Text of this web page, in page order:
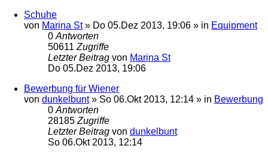
Schuhe
von Marina St» Do 05.Dez 2013, 19:06 » in Equipment
0 Antworten
50611 Zugriffe
Letzter Beitrag von Marina St
Do 05.Dez 2013, 19:06
Bewerbung für Wiener
von dunkelbunt» So 06.Okt 2013, 12:14 » in Bewerbung
0 Antworten
28185 Zugriffe
Letzter Beitrag von dunkelbunt
So 06.Okt 2013, 12:14